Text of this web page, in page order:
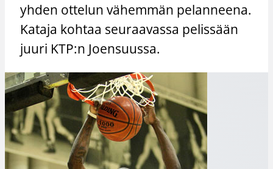
yhden ottelun vähemmän pelanneena.
Kataja kohtaa seuraavassa pelissään
juuri KTP:n Joensuussa.